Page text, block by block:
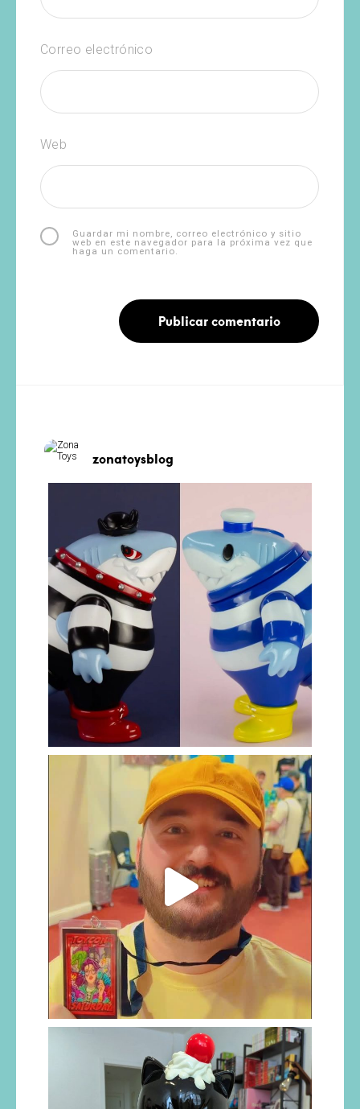
Correo electrónico
Web
Guardar mi nombre, correo electrónico y sitio
web en este navegador para la próxima vez que
haga un comentario.
zonatoysblog